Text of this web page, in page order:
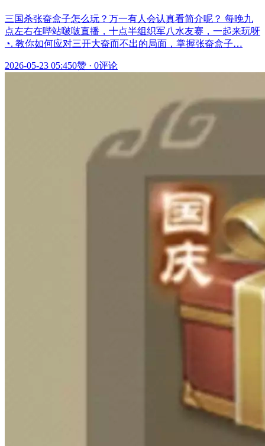
三国杀张奋盒子怎么玩？万一有人会认真看简介呢？ 每晚九
点左右在哔站啵啵直播，十点半组织军八水友赛，一起来玩呀
◔. 教你如何应对三开大奋而不出的局面，掌握张奋盒子…
2026-05-23 05:450赞 · 0评论